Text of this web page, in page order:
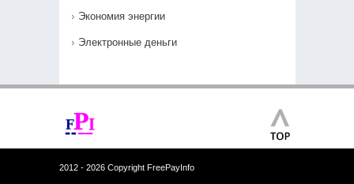
Экономия энергии
Электронные деньги
2012 - 2026 Copyright FreePayInfo